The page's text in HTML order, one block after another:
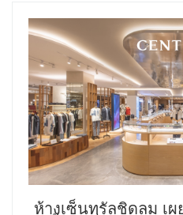
ห้างเซ็นทรัลชิดลม เ